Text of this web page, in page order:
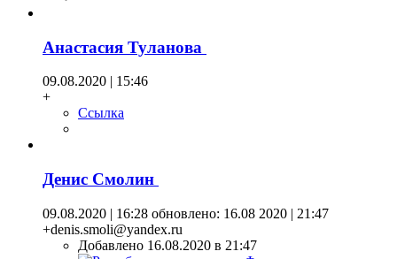
Анастасия Туланова
09.08.2020 | 15:46
+
Ссылка
Денис Смолин
09.08.2020 | 16:28 обновлено: 16.08 2020 | 21:47
+denis.smoli@yandex.ru
Добавлено 16.08.2020 в 21:47